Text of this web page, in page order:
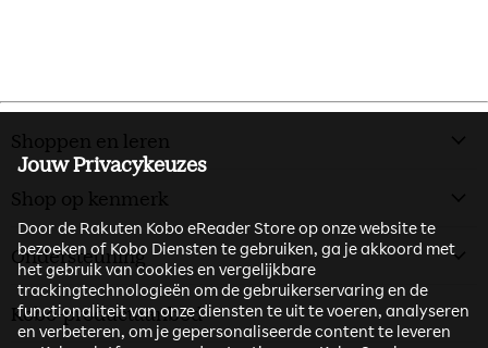
Jouw Privacykeuzes
Door de Rakuten Kobo eReader Store op onze website te
bezoeken of Kobo Diensten te gebruiken, ga je akkoord met
het gebruik van cookies en vergelijkbare
trackingtechnologieën om de gebruikerservaring en de
functionaliteit van onze diensten te uit te voeren, analyseren
en verbeteren, om je gepersonaliseerde content te leveren
Shoppen en leren
Shop op kenmerk
Ondersteuning
Kobo-productaanbod